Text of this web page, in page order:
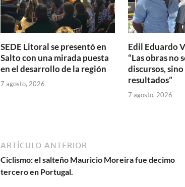
SEDE Litoral se presentó en
Salto con una mirada puesta
en el desarrollo de la región
7 agosto, 2026
Edil Eduardo
“Las obras no
discursos,
resultados”
7 agosto, 2026
ARTÍCULO ANTERIOR
Ciclismo: el salteño Mauricio Moreira fue decimo
tercero en Portugal.